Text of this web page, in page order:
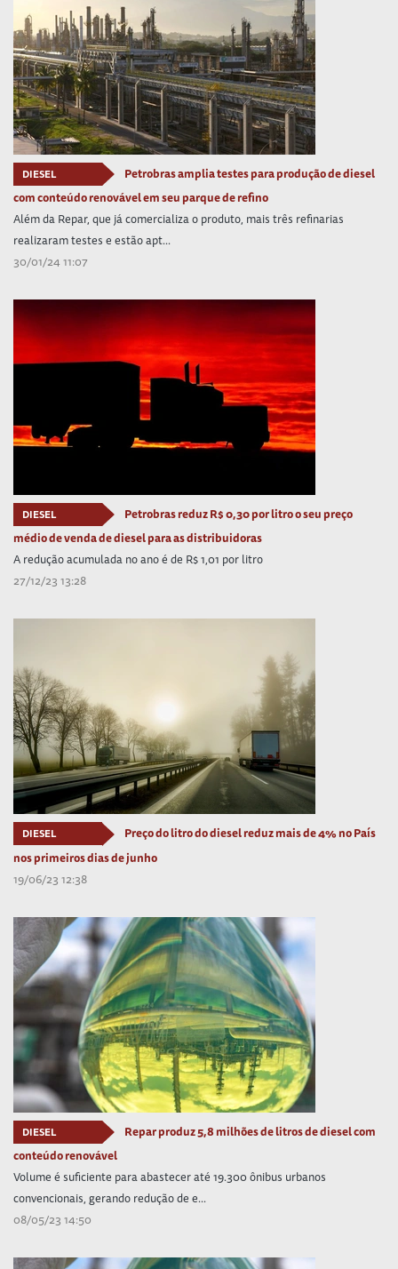
DIESEL
Petrobras amplia testes para produção de diesel
com conteúdo renovável em seu parque de refino
Além da Repar, que já comercializa o produto, mais três refinarias
realizaram testes e estão apt...
30/01/24 11:07
DIESEL
Petrobras reduz R$ 0,30 por litro o seu preço
médio de venda de diesel para as distribuidoras
A redução acumulada no ano é de R$ 1,01 por litro
27/12/23 13:28
DIESEL
Preço do litro do diesel reduz mais de 4% no País
nos primeiros dias de junho
19/06/23 12:38
DIESEL
Repar produz 5,8 milhões de litros de diesel com
conteúdo renovável
Volume é suficiente para abastecer até 19.300 ônibus urbanos
convencionais, gerando redução de e...
08/05/23 14:50